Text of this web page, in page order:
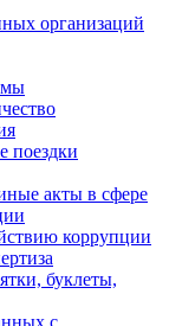
организаций
поездки
акты в сфере
коррупции
буклеты,